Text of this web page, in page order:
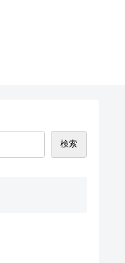
検索